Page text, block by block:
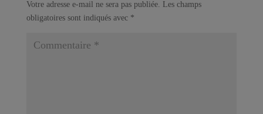
Votre adresse e-mail ne sera pas publiée. Les champs
obligatoires sont indiqués avec *